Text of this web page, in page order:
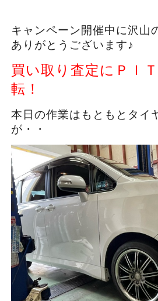
キャンペーン開催中に沢山
ありがとうございます♪
買い取り査定にＰＩ
転！
本日の作業はもともとタイ
が・・